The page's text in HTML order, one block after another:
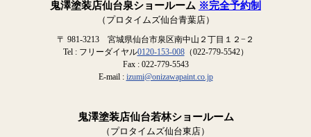
鬼澤塗装店仙台泉ショールーム ※完全予約制
（プロタイムズ仙台青葉店）
〒 981-3213 宮城県仙台市泉区南中山２丁目１２−２
Tel : フリーダイヤル0120-153-008（022-779-5542）
Fax : 022-779-5543
E-mail : izumi@onizawapaint.co.jp
鬼澤塗装店仙台若林ショールーム
（プロタイムズ仙台東店）